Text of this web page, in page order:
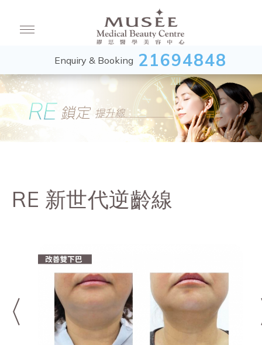
Enquiry & Booking 21694848
RE 新世代逆齡線